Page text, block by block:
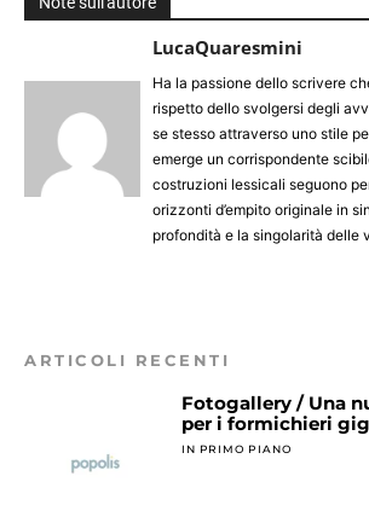
LucaQuaresmini
Ha la passione dello scrivere
rispetto dello svolgersi degli
se stesso attraverso uno stile
emerge un corrispondente
costruzioni lessicali seguono
orizzonti d’empito originale in
profondità e la singolarità delle
ARTICOLI RECENTI
Fotogallery / Una
per i formichieri
IN PRIMO PIANO